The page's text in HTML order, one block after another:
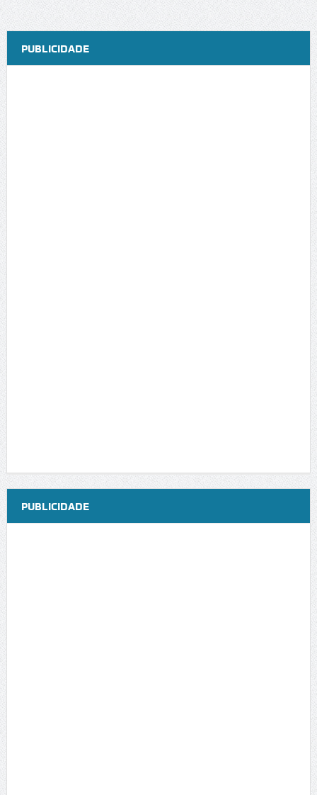
PUBLICIDADE
PUBLICIDADE